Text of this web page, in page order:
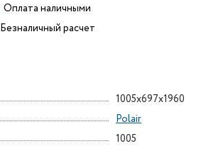
Оплата наличными
Безналичный расчет
1005x697x1960
Polair
1005